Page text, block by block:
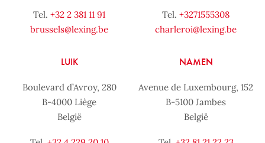
Tel. +32 2 381 11 91
brussels@lexing.be
Tel. +3271555308
charleroi@lexing.be
LUIK
Boulevard d’Avroy, 280
B-4000 Liège
België
NAMEN
Avenue de Luxembourg, 152
B-5100 Jambes
België